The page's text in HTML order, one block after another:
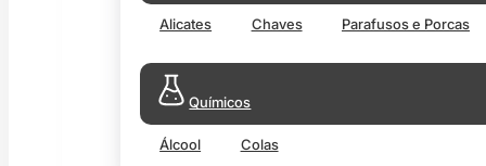
Alicates Chaves Parafusos e Porcas
Químicos
Álcool Colas